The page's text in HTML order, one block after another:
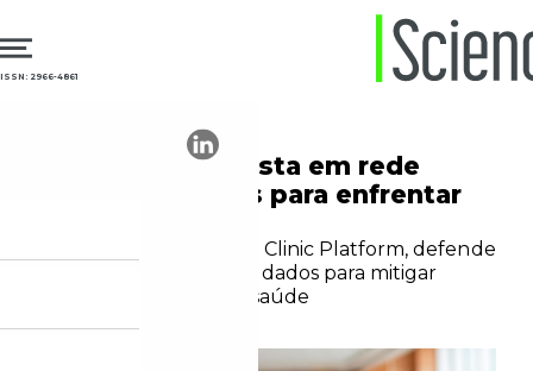
ISSN: 2966-4861
Mayo Clinic aposta em rede
global de dados para enfrentar
Eric Harnisch, da Mayo Clinic Platform, defende
compartilhamento de dados para mitigar
impactos do clima na saúde